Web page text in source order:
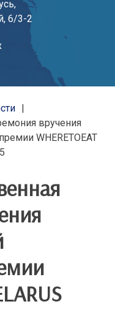
6/3-2
вручения
WHERETOEAT